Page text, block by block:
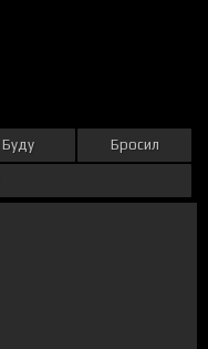
Буду Бросил